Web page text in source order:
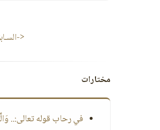
<-
مختارات
في رحاب قوله تعالى:..